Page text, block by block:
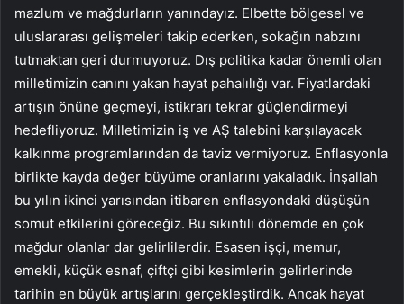
mazlum ve mağdurların yanındayız. Elbette bölgesel ve
uluslararası gelişmeleri takip ederken, sokağın nabzını
tutmaktan geri durmuyoruz. Dış politika kadar önemli olan
milletimizin canını yakan hayat pahalılığı var. Fiyatlardaki
artışın önüne geçmeyi, istikrarı tekrar güçlendirmeyi
hedefliyoruz. Milletimizin iş ve AŞ talebini karşılayacak
kalkınma programlarından da taviz vermiyoruz. Enflasyonla
birlikte kayda değer büyüme oranlarını yakaladık. İnşallah
bu yılın ikinci yarısından itibaren enflasyondaki düşüşün
somut etkilerini göreceğiz. Bu sıkıntılı dönemde en çok
mağdur olanlar dar gelirlilerdir. Esasen işçi, memur,
emekli, küçük esnaf, çiftçi gibi kesimlerin gelirlerinde
tarihin en büyük artışlarını gerçekleştirdik. Ancak hayat